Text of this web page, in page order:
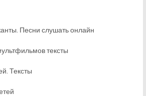
Песни слушать онлайн
тексты
Тексты